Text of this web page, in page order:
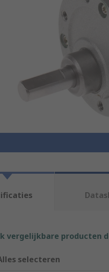
vergelijkbare producten
selecteren